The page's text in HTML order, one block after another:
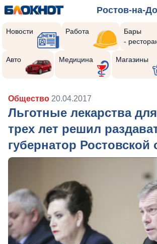
Ростов-на-
Новости Работа
Бары
-
Авто Медицина Магазины
Общество 20.04.2017
Льготные лекарства
трех лет решил
губернатор Ростовской